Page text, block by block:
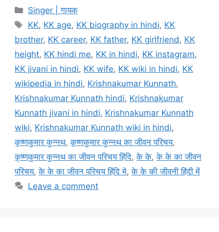
Categories
Singer | गायक
Tags
KK, KK age, KK biography in hindi, KK
brother, KK career, KK father, KK girlfriend, KK
height, KK hindi me, KK in hindi, KK instagram,
KK jivani in hindi, KK wife, KK wiki in hindi, KK
wikipedia in hindi, Krishnakumar Kunnath,
Krishnakumar Kunnath hindi, Krishnakumar
Kunnath jivani in hindi, Krishnakumar Kunnath
wiki, Krishnakumar Kunnath wiki in hindi,
कृष्णकुमार कुन्नथ,कृष्णकुमार कुन्नथ का जीवन परिचय,
कृष्णकुमार कुन्नथ का जीवन परिचय हिंदि,के के,के के का जीवन
परिचय,के के का जीवन परिचय हिंदि मे,के के की जीवनी हिंदी में
Leave a comment